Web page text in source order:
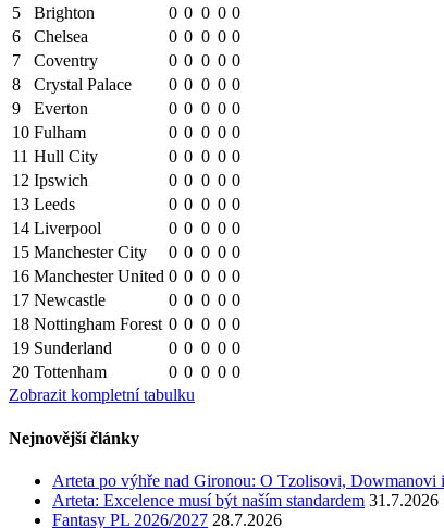
5
Brighton 0 0 0 0 0
6
Chelsea 0 0 0 0 0
7
Coventry 0 0 0 0 0
8
Crystal Palace 0 0 0 0 0
9
Everton 0 0 0 0 0
10 Fulham 0 0 0 0 0
11 Hull City 0 0 0 0 0
12 Ipswich 0 0 0 0 0
13 Leeds 0 0 0 0 0
14 Liverpool 0 0 0 0 0
15 Manchester City 0 0 0 0 0
16 Manchester United 0 0 0 0 0
17 Newcastle 0 0 0 0 0
18 Nottingham Forest 0 0 0 0 0
19 Sunderland 0 0 0 0 0
20 Tottenham 0 0 0 0 0
Zobrazit kompletní tabulku
Nejnovější články
Arteta po výhře nad Gironou: O Tzolisovi, Dowmanovi
Arteta: Excelence musí být naším standardem 31.7.2026
Fantasy PL 2026/2027 28.7.2026